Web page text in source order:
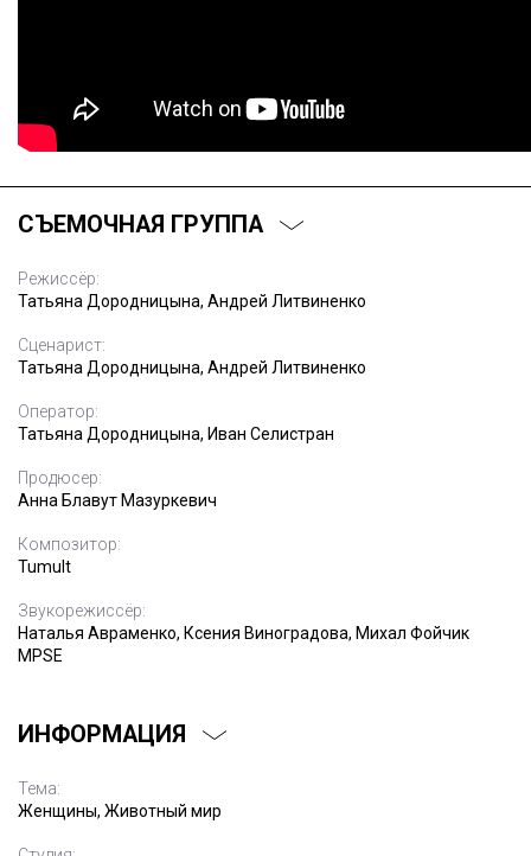
СЪЕМОЧНАЯ ГРУППА
Режиссёр:
Татьяна Дородницына, Андрей Литвиненко
Сценарист:
Татьяна Дородницына, Андрей Литвиненко
Оператор:
Татьяна Дородницына, Иван Селистран
Продюсер:
Анна Блавут Мазуркевич
Композитор:
Tumult
Звукорежиссёр:
Наталья Авраменко, Ксения Виноградова, Михал Фойчик
MPSE
ИНФОРМАЦИЯ
Тема:
Женщины, Животный мир